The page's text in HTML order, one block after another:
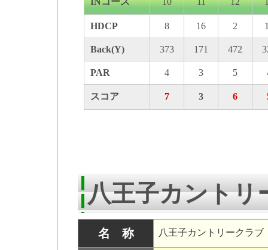
HDCP 8 16 2
Back(Y) 373 171 472
PAR 4 3 5
スコア 7 3 6
八王子カントリ
名 称 八王子カントリークラブ